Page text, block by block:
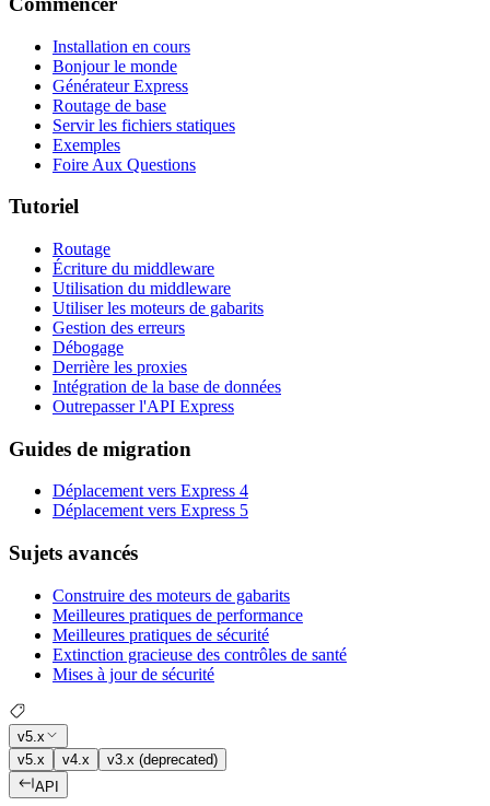
Installation en cours
Bonjour le monde
Générateur Express
Routage de base
Servir les fichiers statiques
Exemples
Foire Aux Questions
Tutoriel
Routage
Écriture du middleware
Utilisation du middleware
Utiliser les moteurs de gabarits
Gestion des erreurs
Débogage
Derrière les proxies
Intégration de la base de données
Outrepasser l'API Express
Guides de migration
Déplacement vers Express 4
Déplacement vers Express 5
Sujets avancés
Construire des moteurs de gabarits
Meilleures pratiques de performance
Meilleures pratiques de sécurité
Extinction gracieuse des contrôles de santé
Mises à jour de sécurité
v5.x
v5.x
v4.x
v3.x (deprecated)
API